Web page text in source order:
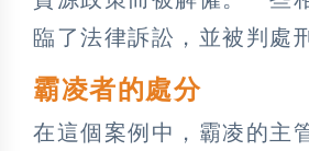
臨了法律訴訟，並被判處
霸凌者的處分
在這個案例中，霸凌的主